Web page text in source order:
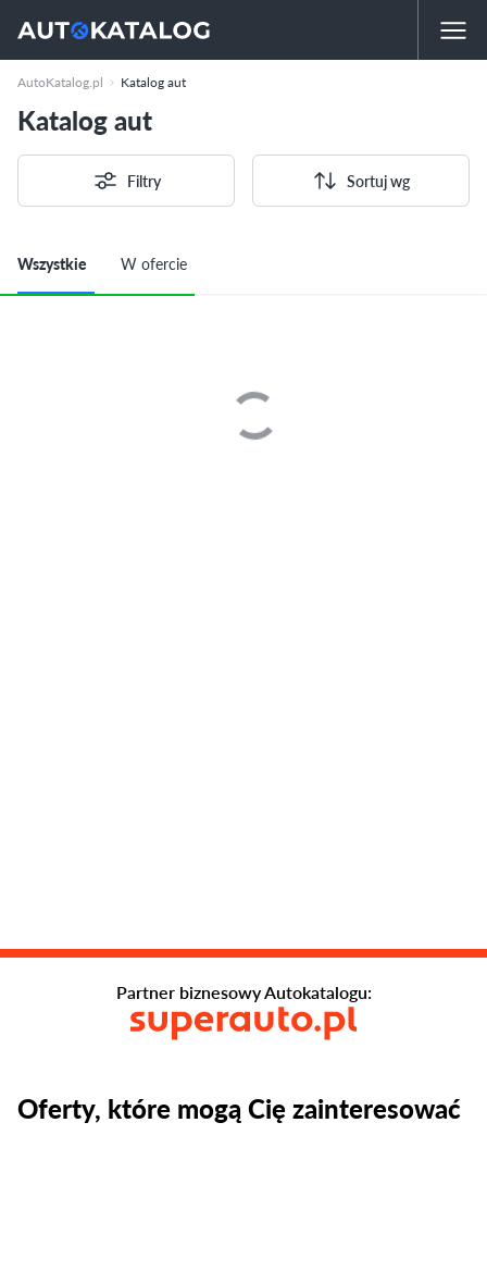
AutoKatalog.pl Katalog aut
Katalog aut
Filtry Sortuj wg
Wszystkie W ofercie
Oferty, które mogą Cię zainteresować
Partner biznesowy Autokatalogu: